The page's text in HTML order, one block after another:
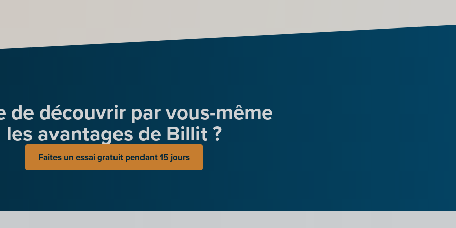
de découvrir par vous-même
les avantages de Billit ?
Faites un essai gratuit pendant 15 jours